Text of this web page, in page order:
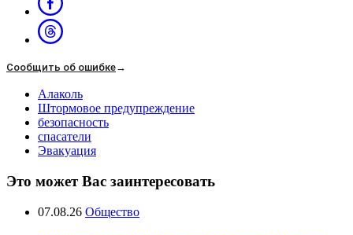
Сообщить об ошибке→
Алаколь
Штормовое предупреждение
безопасность
спасатели
Эвакуация
Это может Вас заинтересовать
07.08.26 Общество